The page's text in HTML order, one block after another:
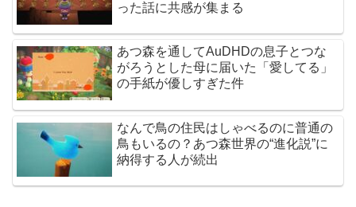
った話に共感が集まる
あつ森を通してAuDHDの息子とつな
がろうとした母に届いた「愛してる」
の手紙が優しすぎた件
なんで鳥の住民はしゃべるのに普通の
鳥もいるの？あつ森世界の“進化説”に
納得する人が続出